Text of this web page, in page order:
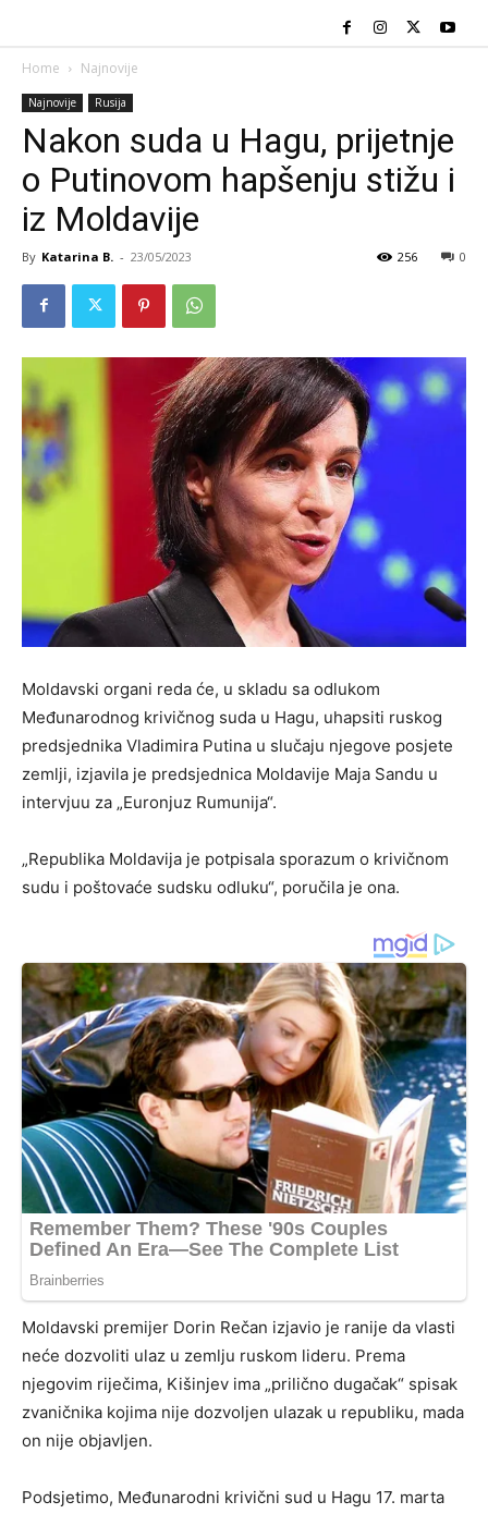
Home Najnovije
Najnovije Rusija
Nakon suda u Hagu, prijetnje
o Putinovom hapšenju stižu i
iz Moldavije
By Katarina B. - 23/05/2023 0
256
Moldavski organi reda će, u skladu sa odlukom
Međunarodnog krivičnog suda u Hagu, uhapsiti ruskog
predsjednika Vladimira Putina u slučaju njegove posjete
zemlji, izjavila je predsjednica Moldavije Maja Sandu u
intervjuu za „Euronjuz Rumunija“.
„Republika Moldavija je potpisala sporazum o krivičnom
sudu i poštovaće sudsku odluku“, poručila je ona.
Moldavski premijer Dorin Rečan izjavio je ranije da vlasti
neće dozvoliti ulaz u zemlju ruskom lideru. Prema
njegovim riječima, Kišinjev ima „prilično dugačak“ spisak
zvaničnika kojima nije dozvoljen ulazak u republiku, mada
on nije objavljen.
Podsjetimo, Međunarodni krivični sud u Hagu 17. marta